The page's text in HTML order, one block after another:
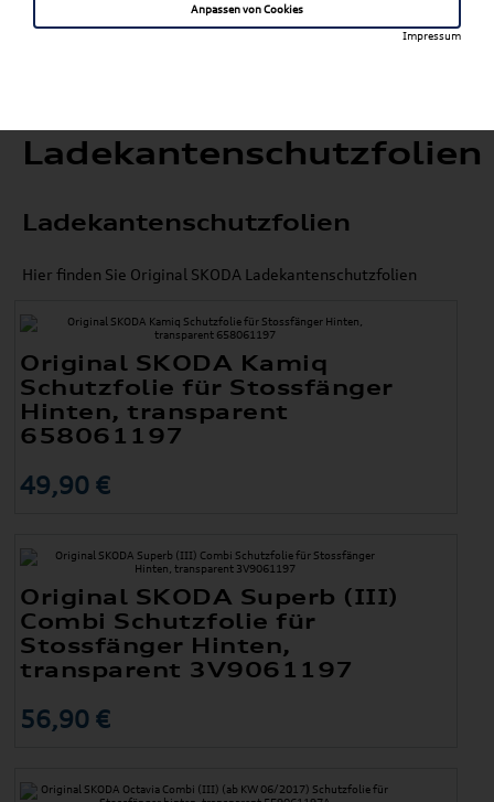
Ladekantenschutzfolien
Ladekantenschutzfolien
Hier finden Sie Original SKODA Ladekantenschutzfolien
Original SKODA Kamiq
Schutzfolie für Stossfänger
Hinten, transparent
658061197
49,90 €
Original SKODA Superb (III)
Combi Schutzfolie für
Stossfänger Hinten,
transparent 3V9061197
56,90 €
Anpassen von Cookies
Impressum